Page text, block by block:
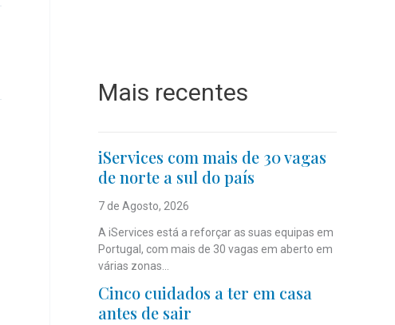
Mais recentes
iServices com mais de 30 vagas
de norte a sul do país
7 de Agosto, 2026
A iServices está a reforçar as suas equipas em
Portugal, com mais de 30 vagas em aberto em
várias zonas...
Cinco cuidados a ter em casa
antes de sair